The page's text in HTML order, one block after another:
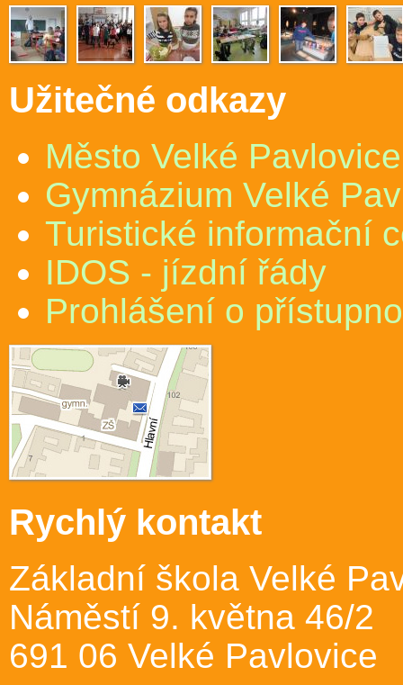
Užitečné odkazy
Město Velké Pavlovice
Gymnázium Velké
Turistické informační
IDOS - jízdní řády
Prohlášení o
Rychlý kontakt
Základní škola Velké
Náměstí 9. května 46/2
691 06 Velké Pavlovice